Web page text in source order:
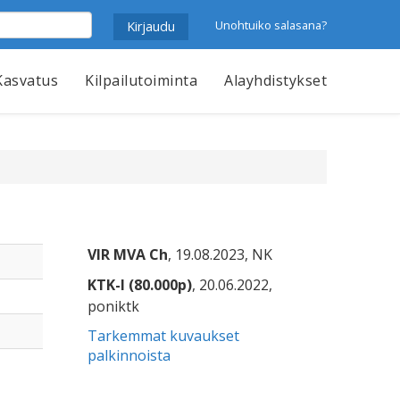
Unohtuiko salasana?
Kilpailutoiminta Alayhdistykset
VIR MVA Ch, 19.08.2023, NK
KTK-I (80.000p), 20.06.2022,
poniktk
Tarkemmat kuvaukset
palkinnoista